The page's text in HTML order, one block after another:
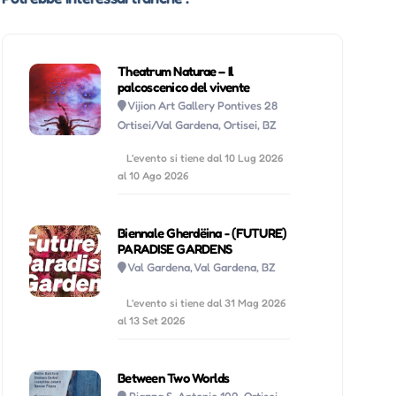
Theatrum Naturae – Il
palcoscenico del vivente
Vijion Art Gallery Pontives 28
Ortisei/Val Gardena, Ortisei, BZ
L'evento si tiene dal 10 Lug 2026
al 10 Ago 2026
Biennale Gherdëina - (FUTURE)
PARADISE GARDENS
Val Gardena, Val Gardena, BZ
L'evento si tiene dal 31 Mag 2026
al 13 Set 2026
Between Two Worlds